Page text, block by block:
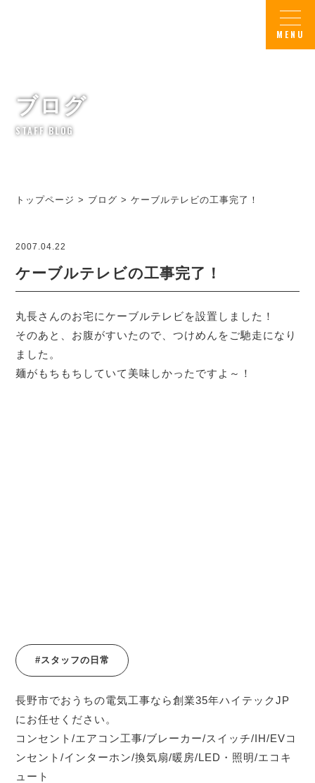
ブログ
STAFF BLOG
トップページ > ブログ >ケーブルテレビの工事完了！
2007.04.22
ケーブルテレビの工事完了！
丸長さんのお宅にケーブルテレビを設置しました！
そのあと、お腹がすいたので、つけめんをご馳走になり
ました。
麺がもちもちしていて美味しかったですよ～！
#スタッフの日常
長野市でおうちの電気工事なら創業35年ハイテックJP
にお任せください。
コンセント/エアコン工事/ブレーカー/スイッチ/IH/EVコ
ンセント/インターホン/換気扇/暖房/LED・照明/エコキ
ュート